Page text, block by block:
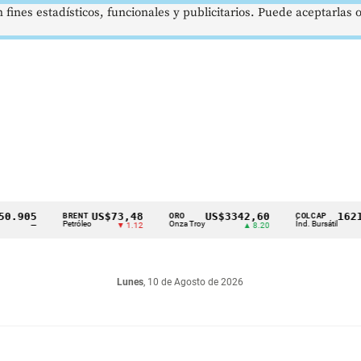
BRENT
Petróleo
US$73,48
▼ 1.12
ORO
Onza Troy
US$3342,60 COLCAP
Índ. Bursátil
Lunes, 10 de Agosto de 2026
estadísticos, funcionales y publicitarios. Puede aceptarlas